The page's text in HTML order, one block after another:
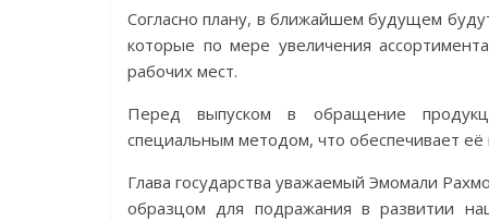
Согласно плану, в ближайшем будущем
которые по мере увеличения
рабочих мест.
Перед выпуском в обращение
специальным методом, что обеспечивает её
Глава государства уважаемый Эмомали
образцом для подражания в развитии